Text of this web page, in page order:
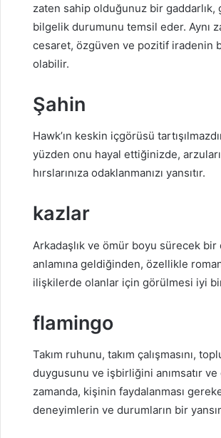
zaten sahip olduğunuz bir gaddarlık,
bilgelik durumunu temsil eder. Aynı
cesaret, özgüven ve pozitif iradenin
olabilir.
Şahin
Hawk’ın keskin içgörüsü
yüzden onu hayal ettiğinizde,
hırslarınıza odaklanmanızı yansıtır.
kazlar
Arkadaşlık ve ömür boyu sürecek bir
anlamına geldiğinden, özellikle
ilişkilerde olanlar için görülmesi iyi
flamingo
Takım ruhunu, takım çalışmasını,
duygusunu ve işbirliğini anımsatır ve
zamanda, kişinin faydalanması
deneyimlerin ve durumların bir